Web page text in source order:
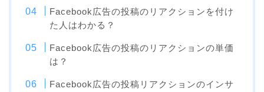
Facebook広告の投稿のリアクションを付け
た人はわかる？
Facebook広告の投稿のリアクションの単価
は？
Facebook広告の投稿リアクションのインサ